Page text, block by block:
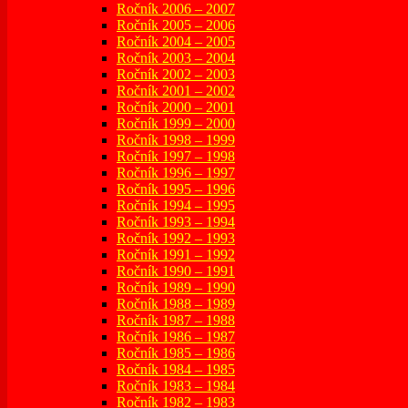
Ročník 2006 – 2007
Ročník 2005 – 2006
Ročník 2004 – 2005
Ročník 2003 – 2004
Ročník 2002 – 2003
Ročník 2001 – 2002
Ročník 2000 – 2001
Ročník 1999 – 2000
Ročník 1998 – 1999
Ročník 1997 – 1998
Ročník 1996 – 1997
Ročník 1995 – 1996
Ročník 1994 – 1995
Ročník 1993 – 1994
Ročník 1992 – 1993
Ročník 1991 – 1992
Ročník 1990 – 1991
Ročník 1989 – 1990
Ročník 1988 – 1989
Ročník 1987 – 1988
Ročník 1986 – 1987
Ročník 1985 – 1986
Ročník 1984 – 1985
Ročník 1983 – 1984
Ročník 1982 – 1983